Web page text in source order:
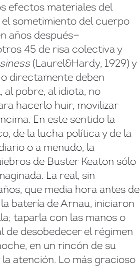
efectos materiales del
sometimiento del cuerpo
años después—
45 de risa colectiva y
(Laurel&Hardy, 1929) y
directamente deben
al pobre, al idiota, no
hacerlo huir, movilizar
En este sentido la
de la lucha política y de la
o a menudo, la
de Buster Keaton sólo
La real, sin
que media hora antes de
batería de Arnau, iniciaron
taparla con las manos o
desobedecer el régimen
en un rincón de su
atención. Lo más gracioso